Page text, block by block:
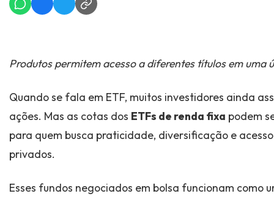
Produtos permitem acesso a diferentes títulos em uma
Quando se fala em ETF, muitos investidores ainda
ações. Mas as cotas dos ETFs de renda fixa podem
para quem busca praticidade, diversificação e
privados.
Esses fundos negociados em bolsa funcionam como